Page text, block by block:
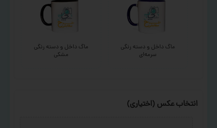
ماگ داخل و دسته رنگی
سرمه‌ای
ماگ داخل و دسته رنگی
مشکی
انتخاب عکس (اختیاری)